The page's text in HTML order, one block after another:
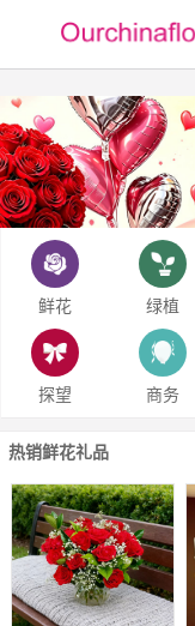
鲜花 绿植
探望 商务
热销鲜花礼品